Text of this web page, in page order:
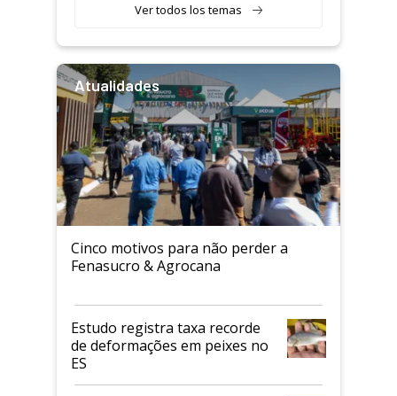
Ver todos los temas
Atualidades
Cinco motivos para não perder a
Fenasucro & Agrocana
Estudo registra taxa recorde
de deformações em peixes no
ES